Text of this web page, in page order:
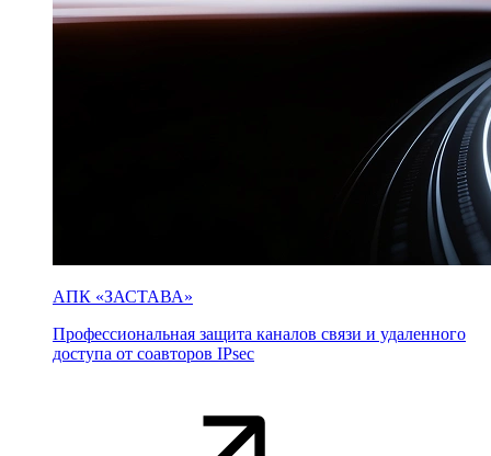
АПК «ЗАСТАВА»
Профессиональная защита каналов связи и удаленного
доступа от соавторов IPsec